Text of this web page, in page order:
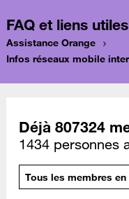
FAQ et liens utiles
Assistance Orange
Infos réseaux mobile
Déjà 807324
1434 personnes
Tous les membres